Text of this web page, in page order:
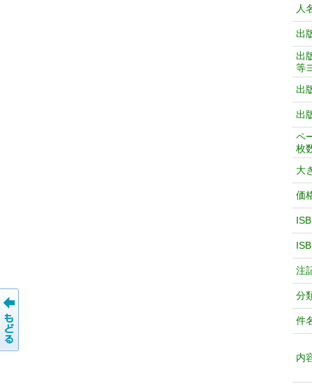
人
出
出
等
出
出
ペ
枚
大
価
注
分
件
内